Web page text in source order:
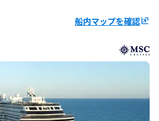
船内マップを確認ungroup